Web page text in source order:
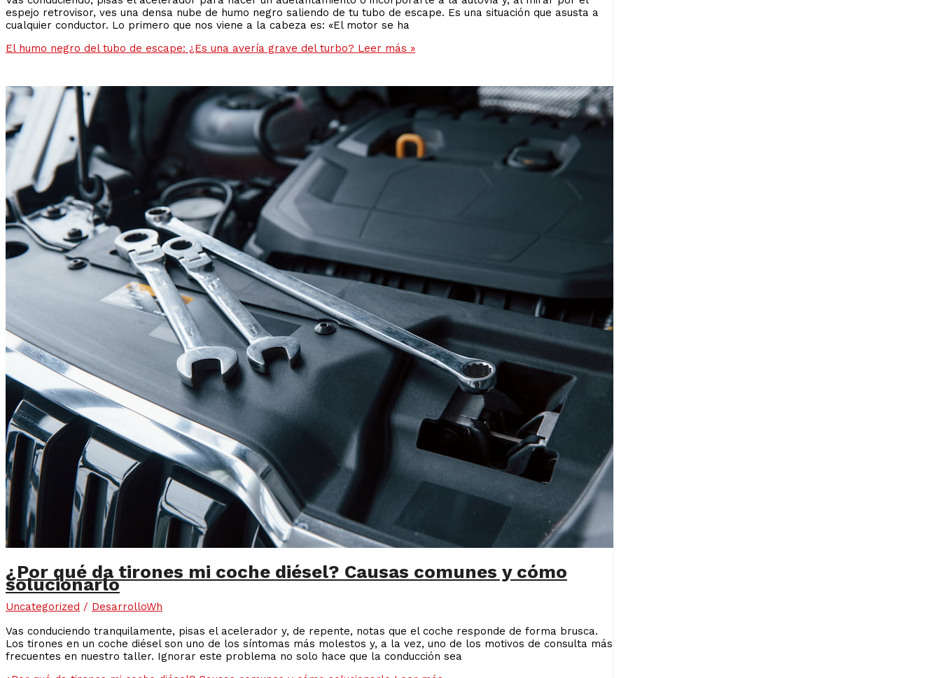
espejo retrovisor, ves una densa nube de humo negro saliendo de tu tubo de escape. Es una situación que asusta a
cualquier conductor. Lo primero que nos viene a la cabeza es: «El motor se ha
El humo negro del tubo de escape: ¿Es una avería grave del turbo? Leer más »
¿Por qué da tirones mi coche diésel? Causas comunes y cómo
solucionarlo
Uncategorized / DesarrolloWh
Vas conduciendo tranquilamente, pisas el acelerador y, de repente, notas que el coche responde de forma brusca.
Los tirones en un coche diésel son uno de los síntomas más molestos y, a la vez, uno de los motivos de consulta más
frecuentes en nuestro taller. Ignorar este problema no solo hace que la conducción sea